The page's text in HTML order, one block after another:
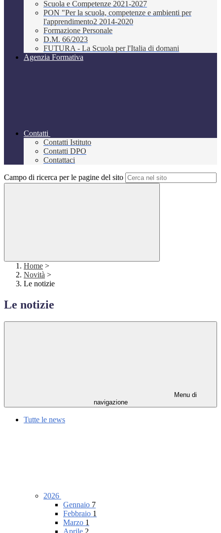
Scuola e Competenze 2021-2027
PON "Per la scuola, competenze e ambienti per
l'apprendimento2 2014-2020
Formazione Personale
D.M. 66/2023
FUTURA - La Scuola per l'Italia di domani
Agenzia Formativa
Contatti
Contatti Istituto
Contatti DPO
Contattaci
Campo di ricerca per le pagine del sito
Home >
Novità >
Le notizie
Le notizie
Menu di
navigazione
Tutte le news
2026
Gennaio 7
Febbraio 1
Marzo 1